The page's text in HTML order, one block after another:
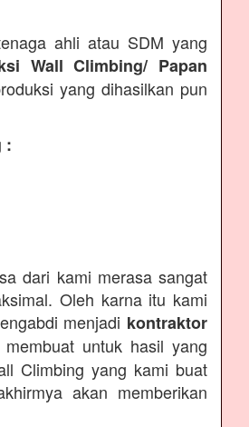
ahli atau SDM yang
Wall Climbing/ Papan
yang dihasilkan pun
:
dari kami merasa sangat
Oleh karna itu kami
menjadi kontraktor
untuk hasil yang
Climbing yang kami buat
akan memberikan